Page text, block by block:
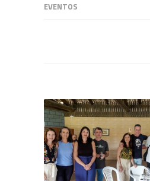
EVENTOS